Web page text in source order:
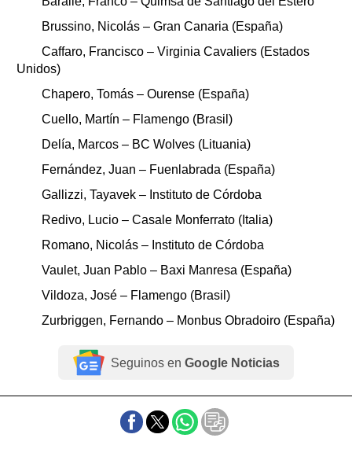
Brussino, Nicolás – Gran Canaria (España)
Caffaro, Francisco – Virginia Cavaliers (Estados
Unidos)
Chapero, Tomás – Ourense (España)
Cuello, Martín – Flamengo (Brasil)
Delía, Marcos – BC Wolves (Lituania)
Fernández, Juan – Fuenlabrada (España)
Gallizzi, Tayavek – Instituto de Córdoba
Redivo, Lucio – Casale Monferrato (Italia)
Romano, Nicolás – Instituto de Córdoba
Vaulet, Juan Pablo – Baxi Manresa (España)
Vildoza, José – Flamengo (Brasil)
Zurbriggen, Fernando – Monbus Obradoiro (España)
Seguinos en Google Noticias